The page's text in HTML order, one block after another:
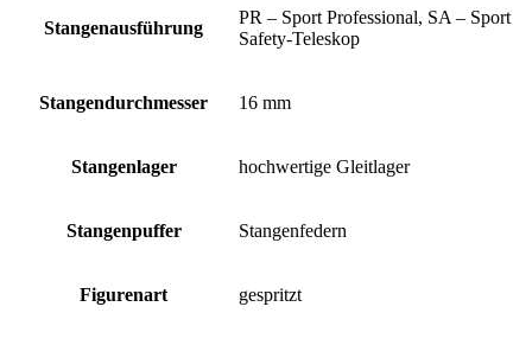
Stangenausführung
PR – Sport Professional, SA – Sport
Safety-Teleskop
Stangendurchmesser 16 mm
Stangenlager hochwertige Gleitlager
Stangenpuffer Stangenfedern
Figurenart gespritzt